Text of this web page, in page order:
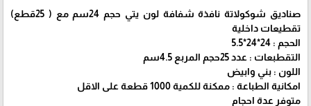
صناديق شوكولاتة نافذة شفافة لون يتي حجم 24سم مع ( 25قطع)
تقطيعات داخلية
الحجم : 24*24*5.5
التقطبعات : عدد 25حجم المربع 4.5سم
اللون : بني وابيض
امكانية الطباعة : ممكنة للكمية 1000 قطعة على الاقل
متوفر عدة احجام